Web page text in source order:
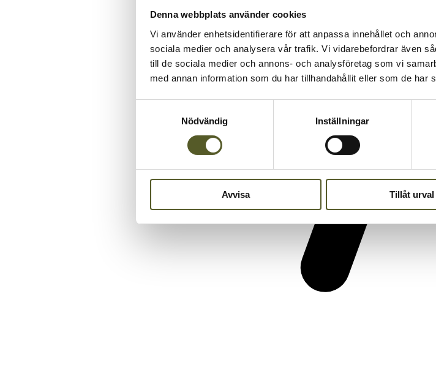
Denna webbplats använder cookies
Vi använder enhetsidentifierare för att anpassa innehållet och
sociala medier och analysera vår trafik. Vi vidarebefordrar även
till de sociala medier och annons- och analysföretag som vi
med annan information som du har tillhandahållit eller som de har
Nödvändig
Inställningar
Avvisa Tillåt urval